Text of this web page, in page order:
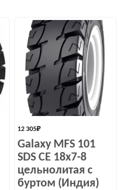
12 305₽
Galaxy MFS 101
SDS СЕ 18х7-8
цельнолитая с
буртом (Индия)